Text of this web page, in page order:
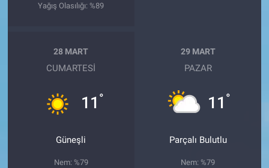
Yağış Olasılığı: %89
28 MART
CUMARTESI
11 °
Güneşli
Nem: %79
29 MART
PAZAR
11 °
Parçalı Bulutlu
Nem: %79